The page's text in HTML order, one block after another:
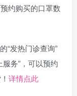
约购买的口罩数
“发热门诊查询”
务”，可以预约
详情点此